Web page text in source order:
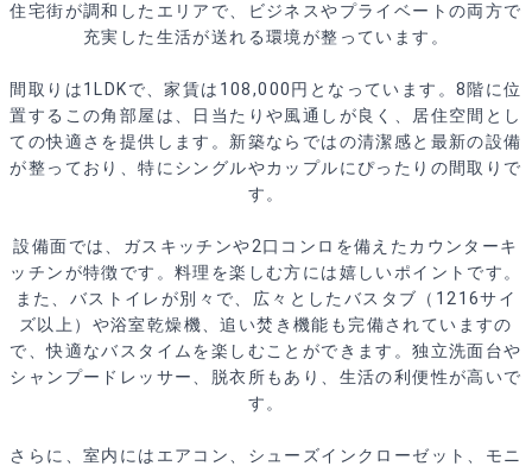
住宅街が調和したエリアで、ビジネスやプライベートの両方で
充実した生活が送れる環境が整っています。
間取りは1LDKで、家賃は108,000円となっています。8階に位
置するこの角部屋は、日当たりや風通しが良く、居住空間とし
ての快適さを提供します。新築ならではの清潔感と最新の設備
が整っており、特にシングルやカップルにぴったりの間取りで
す。
設備面では、ガスキッチンや2口コンロを備えたカウンターキ
ッチンが特徴です。料理を楽しむ方には嬉しいポイントです。
また、バストイレが別々で、広々としたバスタブ（1216サイ
ズ以上）や浴室乾燥機、追い焚き機能も完備されていますの
で、快適なバスタイムを楽しむことができます。独立洗面台や
シャンプードレッサー、脱衣所もあり、生活の利便性が高いで
す。
さらに、室内にはエアコン、シューズインクローゼット、モニ